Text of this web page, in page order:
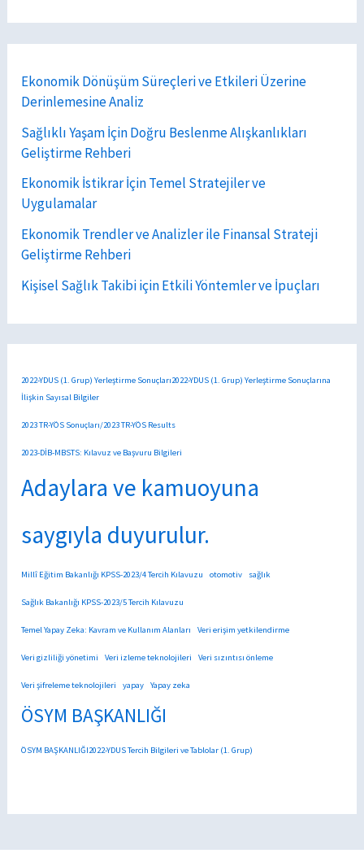
Ekonomik Dönüşüm Süreçleri ve Etkileri Üzerine
Derinlemesine Analiz
Sağlıklı Yaşam İçin Doğru Beslenme Alışkanlıkları
Geliştirme Rehberi
Ekonomik İstikrar İçin Temel Stratejiler ve
Uygulamalar
Ekonomik Trendler ve Analizler ile Finansal Strateji
Geliştirme Rehberi
Kişisel Sağlık Takibi için Etkili Yöntemler ve İpuçları
2022-YDUS (1. Grup) Yerleştirme Sonuçları2022-YDUS (1. Grup) Yerleştirme Sonuçlarına
İlişkin Sayısal Bilgiler
2023 TR-YÖS Sonuçları/2023 TR-YÖS Results
2023-DİB-MBSTS: Kılavuz ve Başvuru Bilgileri
Adaylara ve kamuoyuna
saygıyla duyurulur.
Millî Eğitim Bakanlığı KPSS-2023/4 Tercih Kılavuzu otomotiv sağlık
Sağlık Bakanlığı KPSS-2023/5 Tercih Kılavuzu
Temel Yapay Zeka: Kavram ve Kullanım Alanları Veri erişim yetkilendirme
Veri gizliliği yönetimi Veri izleme teknolojileri Veri sızıntısı önleme
Veri şifreleme teknolojileri yapay Yapay zeka
ÖSYM BAŞKANLIĞI
ÖSYM BAŞKANLIĞI2022-YDUS Tercih Bilgileri ve Tablolar (1. Grup)